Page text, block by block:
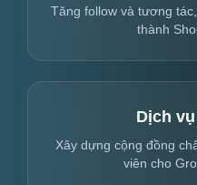
Tăng follow và tương
thành
Dịch
Xây dựng cộng đồng
viên cho